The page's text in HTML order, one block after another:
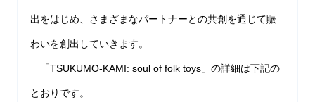
出をはじめ、さまざまなパートナーとの共創を通じて賑
わいを創出していきます。
「TSUKUMO-KAMI: soul of folk toys」の詳細は下記の
とおりです。